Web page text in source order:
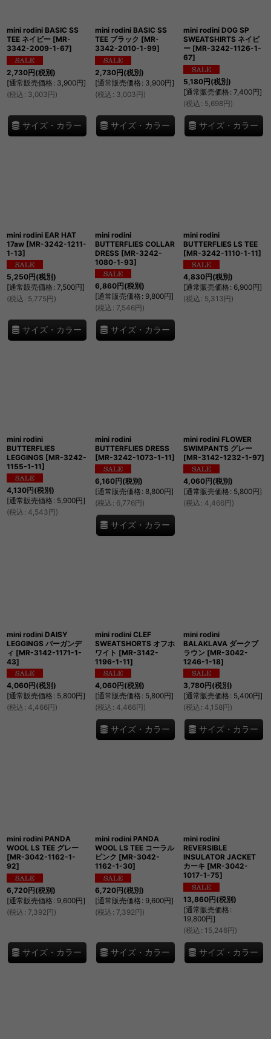
mini rodini BASIC SS
TEE ネイビー [MR-
3342-2009-1-67]
2,730円(税別)
[通常販売価格 : 3,900円]
(税込 : 3,003円)
サイズ・カラー
mini rodini BASIC SS
TEE ブラック [MR-
3342-2010-1-99]
2,730円(税別)
[通常販売価格 : 3,900円]
(税込 : 3,003円)
サイズ・カラー
mini rodini DOG SP
SWEATSHIRTS ネイビ
ー [MR-3242-1126-1-
67]
5,180円(税別)
[通常販売価格 : 7,400円]
(税込 : 5,698円)
サイズ・カラー
mini rodini EAR HAT
17aw [MR-3242-1211-
1-13]
5,250円(税別)
[通常販売価格 : 7,500円]
(税込 : 5,775円)
サイズ・カラー
mini rodini
BUTTERFLIES COLLAR
DRESS [MR-3242-
1080-1-93]
6,860円(税別)
[通常販売価格 : 9,800円]
(税込 : 7,546円)
サイズ・カラー
mini rodini
BUTTERFLIES LS TEE
[MR-3242-1110-1-11]
4,830円(税別)
[通常販売価格 : 6,900円]
(税込 : 5,313円)
mini rodini
BUTTERFLIES
LEGGINGS [MR-3242-
1155-1-11]
4,130円(税別)
[通常販売価格 : 5,900円]
(税込 : 4,543円)
mini rodini
BUTTERFLIES DRESS
[MR-3242-1073-1-11]
6,160円(税別)
[通常販売価格 : 8,800円]
(税込 : 6,776円)
サイズ・カラー
mini rodini FLOWER
SWIMPANTS グレー
[MR-3142-1232-1-97]
4,060円(税別)
[通常販売価格 : 5,800円]
(税込 : 4,466円)
mini rodini DAISY
LEGGINGS バーガンデ
ィ [MR-3142-1171-1-
43]
4,060円(税別)
[通常販売価格 : 5,800円]
(税込 : 4,466円)
mini rodini CLEF
SWEATSHORTS オフホ
ワイト [MR-3142-
1196-1-11]
4,060円(税別)
[通常販売価格 : 5,800円]
(税込 : 4,466円)
サイズ・カラー
mini rodini
BALAKLAVA ダークブ
ラウン [MR-3042-
1246-1-18]
3,780円(税別)
[通常販売価格 : 5,400円]
(税込 : 4,158円)
サイズ・カラー
mini rodini PANDA
WOOL LS TEE グレー
[MR-3042-1162-1-
92]
6,720円(税別)
[通常販売価格 : 9,600円]
(税込 : 7,392円)
サイズ・カラー
mini rodini PANDA
WOOL LS TEE コーラル
ピンク [MR-3042-
1162-1-30]
6,720円(税別)
[通常販売価格 : 9,600円]
(税込 : 7,392円)
サイズ・カラー
mini rodini
REVERSIBLE
INSULATOR JACKET
カーキ [MR-3042-
1017-1-75]
13,860円(税別)
[通常販売価格 :
19,800円]
(税込 : 15,246円)
サイズ・カラー